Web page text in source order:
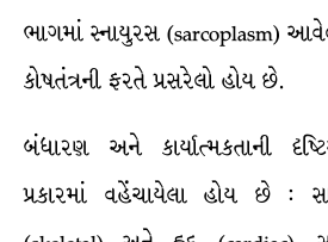
ભાગમાં સ્નાયુરસ (sarcoplasm)
કોષતંત્રની ફરતે પ્રસરેલો હોય છે.
બંધારણ અને કાર્યાત્મકતાની
પ્રકારમાં વહેંચાયેલા હોય છે :